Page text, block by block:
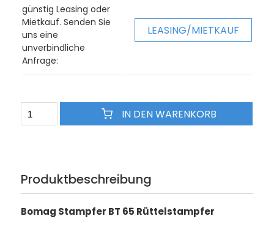
günstig Leasing oder
Mietkauf. Senden Sie
uns eine
unverbindliche
Anfrage:
LEASING/MIETKAUF
IN DEN WARENKORB
Produktbeschreibung
Bomag Stampfer BT 65 Rüttelstampfer